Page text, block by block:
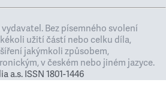
Bez písemného svolení
užití částí nebo celku díla,
jakýmkoli způsobem,
v českém nebo jiném jazyce.
a.s. ISSN 1801-1446